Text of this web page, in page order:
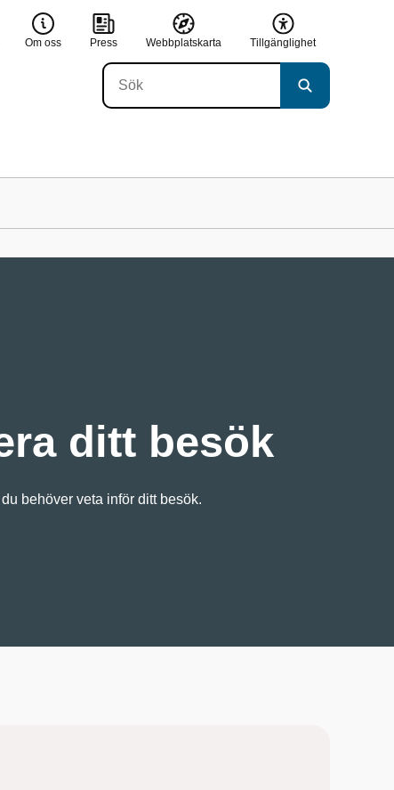
Om oss Press Webbplatskarta Tillgänglighet
ditt besök
behöver veta inför ditt besök.